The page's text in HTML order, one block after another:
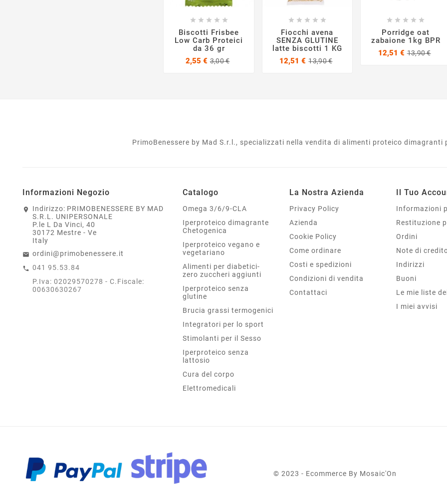
 


    
Biscotti Frisbee
Low Carb Proteici
da 36 gr
2,55 € 3,00 €
 

    
Fiocchi avena
SENZA GLUTINE
latte biscotti 1 KG
12,51 € 13,90 €

    
Porridge oat
zabaione 1kg BPR
12,51 € 13,90 €
PrimoBenessere by Mad S.r.l., specializzati nella vendita di alimenti proteico dimagranti
Informazioni Negozio
Indirizzo: PRIMOBENESSERE BY MAD
S.R.L. UNIPERSONALE
P.le L Da Vinci, 40
30172 Mestre - Ve
Italy
ordini@primobenessere.it
041 95.53.84
P.Iva: 02029570278 - C.Fiscale:
00630630267
Catalogo
Omega 3/6/9-CLA
Iperproteico dimagrante
Chetogenica
Iperproteico vegano e
vegetariano
Alimenti per diabetici-
zero zuccheri aggiunti
Iperproteico senza
glutine
Brucia grassi termogenici
Integratori per lo sport
Stimolanti per il Sesso
Iperproteico senza
lattosio
Cura del corpo
Elettromedicali
La Nostra Azienda
Privacy Policy
Azienda
Cookie Policy
Come ordinare
Costi e spedizioni
Condizioni di vendita
Contattaci
Il Tuo
Informazioni
Restituzione
Ordini
Note di
Indirizzi
Buoni
Le mie liste
I miei avvisi
© 2023 - Ecommerce By Mosaic'On